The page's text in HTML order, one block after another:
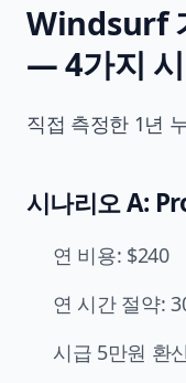
Windsurf
— 4가지
직접 측정한 1년
시나리오 A:
연 비용: $240
연 시간 절약:
시급 5만원 환